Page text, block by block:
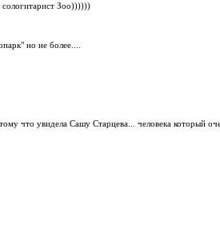
Зоо))))))
но не более....
что увидела Сашу Старцева... человека который